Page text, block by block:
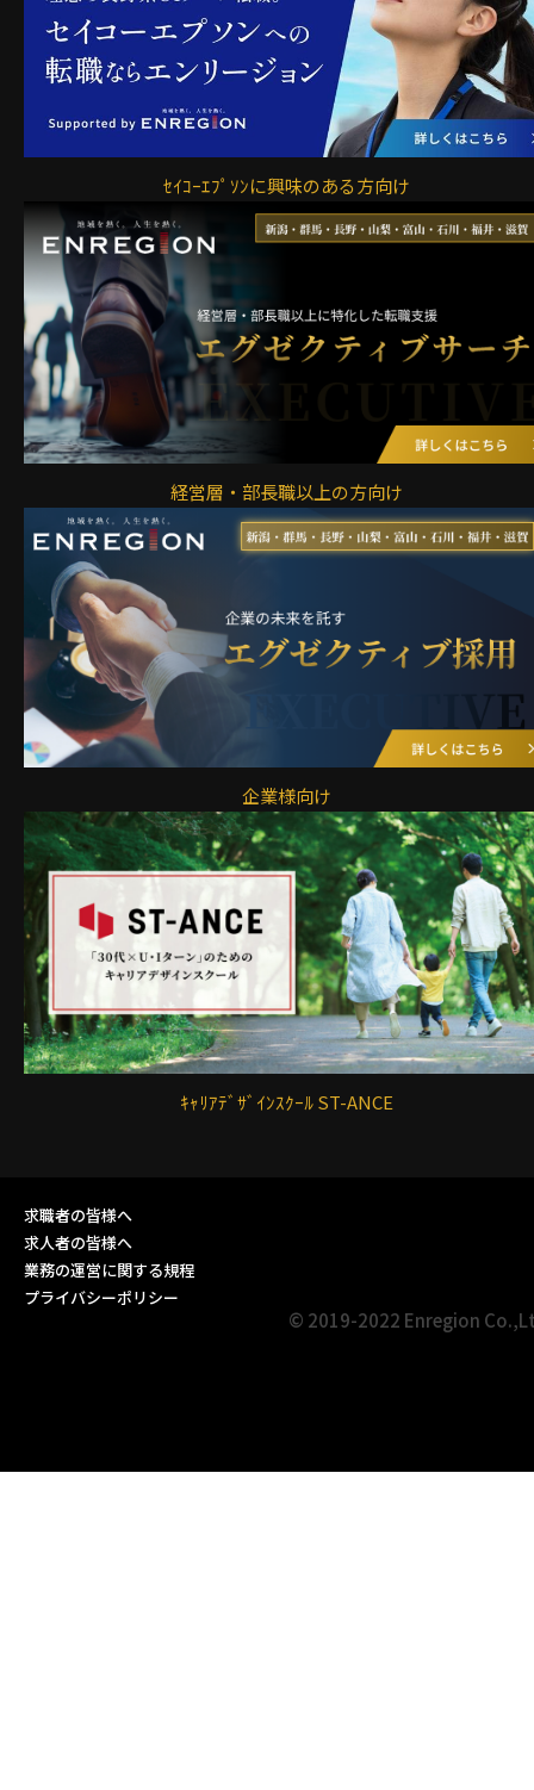
ｾｲｺｰｴﾌﾟｿﾝに興味のある方向け
経営層・部長職以上の方向け
企業様向け
ｷｬﾘｱﾃﾞｻﾞｲﾝｽｸｰﾙ ST-ANCE
求職者の皆様へ
求人者の皆様へ
業務の運営に関する規程
プライバシーポリシー
© 2019-2022 Enregion